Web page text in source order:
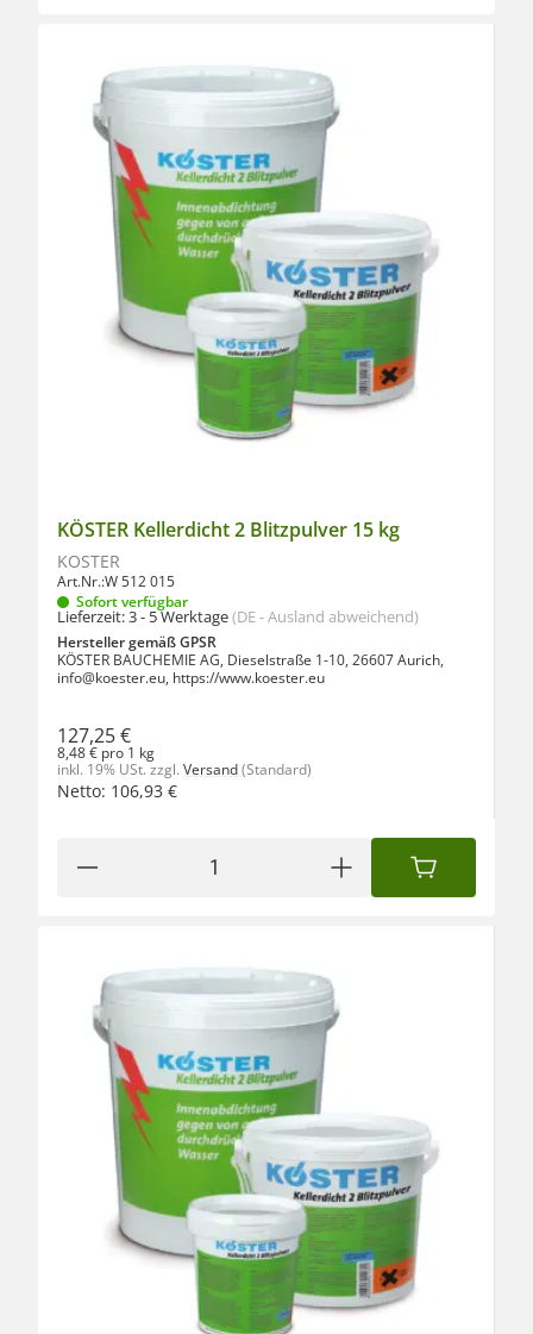
KÖSTER Kellerdicht 2 Blitzpulver 15 kg
KÖSTER
Art.Nr.:W 512 015
Sofort verfügbar
Lieferzeit:3 - 5 Werktage(DE - Ausland abweichend)
Hersteller gemäß GPSR
KÖSTER BAUCHEMIE AG, Dieselstraße 1-10, 26607 Aurich,
info@koester.eu, https://www.koester.eu
127,25 €
8,48 € pro 1 kg
inkl. 19% USt. zzgl. Versand(Standard)
Netto: 106,93 €
IN DEN